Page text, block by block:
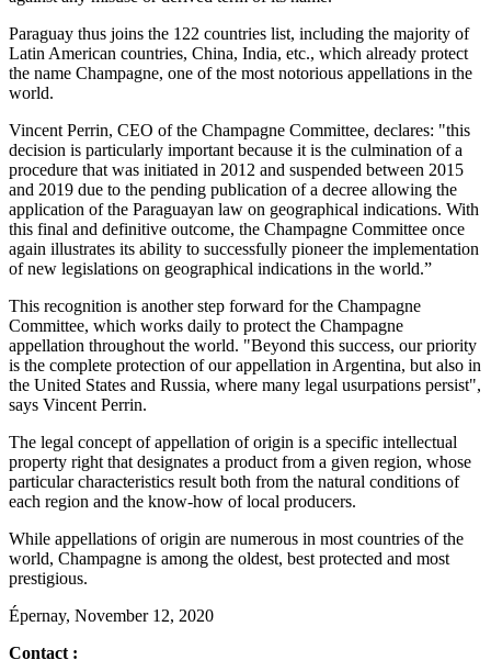
Paraguay thus joins the 122 countries list, including the majority of
Latin American countries, China, India, etc., which already protect
the name Champagne, one of the most notorious appellations in the
world.
Vincent Perrin, CEO of the Champagne Committee, declares: "this
decision is particularly important because it is the culmination of a
procedure that was initiated in 2012 and suspended between 2015
and 2019 due to the pending publication of a decree allowing the
application of the Paraguayan law on geographical indications. With
this final and definitive outcome, the Champagne Committee once
again illustrates its ability to successfully pioneer the implementation
of new legislations on geographical indications in the world.”
This recognition is another step forward for the Champagne
Committee, which works daily to protect the Champagne
appellation throughout the world. "Beyond this success, our priority
is the complete protection of our appellation in Argentina, but also in
the United States and Russia, where many legal usurpations persist",
says Vincent Perrin.
The legal concept of appellation of origin is a specific intellectual
property right that designates a product from a given region, whose
particular characteristics result both from the natural conditions of
each region and the know-how of local producers.
While appellations of origin are numerous in most countries of the
world, Champagne is among the oldest, best protected and most
prestigious.
Épernay, November 12, 2020
Contact :